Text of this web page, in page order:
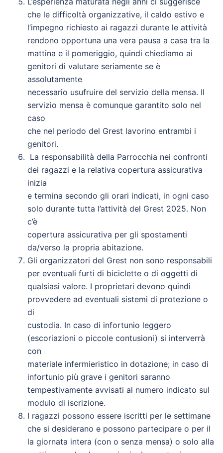
che le difficoltà organizzative, il caldo estivo e
l’impegno richiesto ai ragazzi durante le attività
rendono opportuna una vera pausa a casa tra la
mattina e il pomeriggio, quindi chiediamo ai
genitori di valutare seriamente se è
assolutamente
necessario usufruire del servizio della mensa. Il
servizio mensa è comunque garantito solo nel
caso
che nel periodo del Grest lavorino entrambi i
genitori.
La responsabilità della Parrocchia nei confronti
dei ragazzi e la relativa copertura assicurativa
inizia
e termina secondo gli orari indicati, in ogni caso
solo durante tutta l’attività del Grest 2025. Non
c’è
copertura assicurativa per gli spostamenti
da/verso la propria abitazione.
Gli organizzatori del Grest non sono responsabili
per eventuali furti di biciclette o di oggetti di
qualsiasi valore. I proprietari devono quindi
provvedere ad eventuali sistemi di protezione o
di
custodia. In caso di infortunio leggero
(escoriazioni o piccole contusioni) si interverrà
con
materiale infermieristico in dotazione; in caso di
infortunio più grave i genitori saranno
tempestivamente avvisati al numero indicato sul
modulo di iscrizione.
I ragazzi possono essere iscritti per le settimane
che si desiderano e possono partecipare o per il
la giornata intera (con o senza mensa) o solo alla